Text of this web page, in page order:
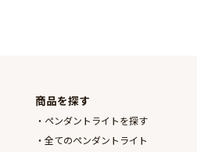
商品を探す
ペンダントライトを探す
全てのペンダントライト